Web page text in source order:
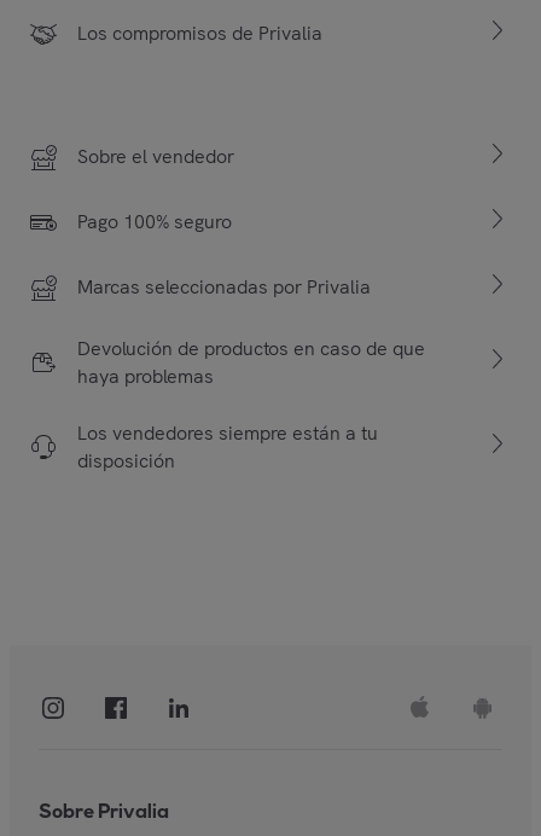
Los compromisos de Privalia
Sobre el vendedor
Pago 100% seguro
Marcas seleccionadas por Privalia
Devolución de productos en caso de que
haya problemas
Los vendedores siempre están a tu
disposición
Sobre Privalia